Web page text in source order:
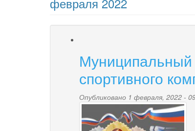
Муниципальный
спортивного
Опубликовано 1 февраля, 2022 -
gto.jpg